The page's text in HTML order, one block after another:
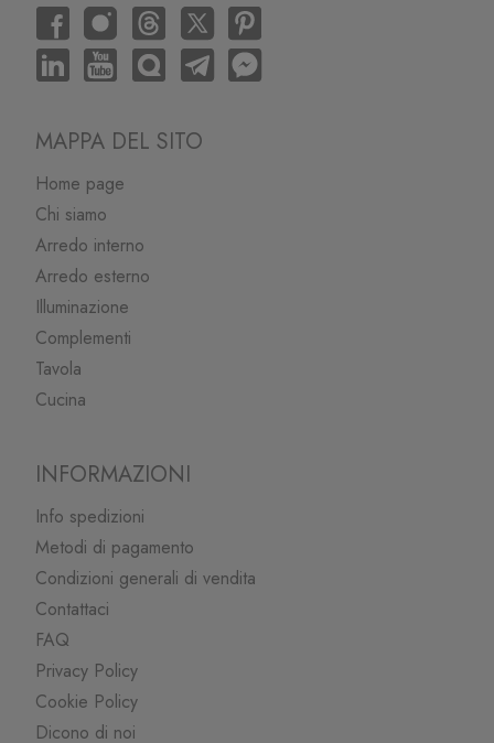
MAPPA DEL SITO
Home page
Chi siamo
Arredo interno
Arredo esterno
Illuminazione
Complementi
Tavola
Cucina
INFORMAZIONI
Info spedizioni
Metodi di pagamento
Condizioni generali di vendita
Contattaci
FAQ
Privacy Policy
Cookie Policy
Dicono di noi